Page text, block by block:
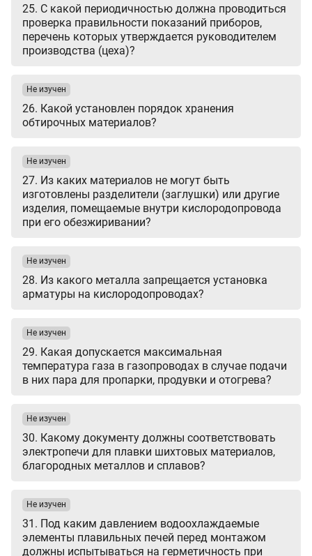
25. С какой периодичностью должна проводиться
проверка правильности показаний приборов,
перечень которых утверждается руководителем
производства (цеха)?
26. Какой установлен порядок хранения
обтирочных материалов?
Не изучен
27. Из каких материалов не могут быть
изготовлены разделители (заглушки) или другие
изделия, помещаемые внутри кислородопровода
при его обезжиривании?
Не изучен
28. Из какого металла запрещается установка
арматуры на кислородопроводах?
Не изучен
29. Какая допускается максимальная
температура газа в газопроводах в случае подачи
в них пара для пропарки, продувки и отогрева?
Не изучен
30. Какому документу должны соответствовать
электропечи для плавки шихтовых материалов,
благородных металлов и сплавов?
Не изучен
31. Под каким давлением водоохлаждаемые
элементы плавильных печей перед монтажом
должны испытываться на герметичность при
Не изучен